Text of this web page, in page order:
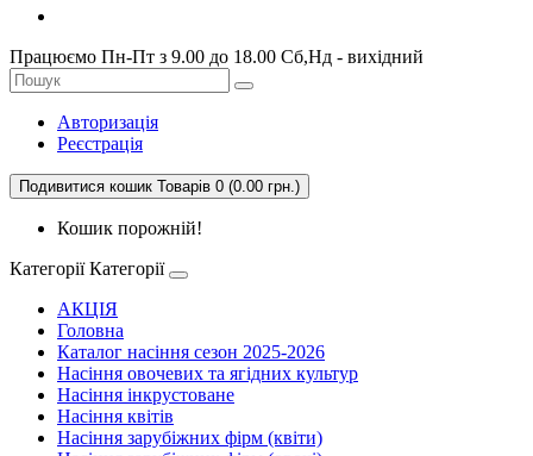
Працюємо Пн-Пт з 9.00 до 18.00 Сб,Нд - вихідний
Авторизація
Реєстрація
Подивитися кошик Товарів 0 (0.00 грн.)
Кошик порожній!
Категорії Категорії
АКЦІЯ
Головна
Каталог насіння сезон 2025-2026
Насіння овочевих та ягідних культур
Насіння інкрустоване
Насіння квітів
Насіння зарубіжних фірм (квіти)